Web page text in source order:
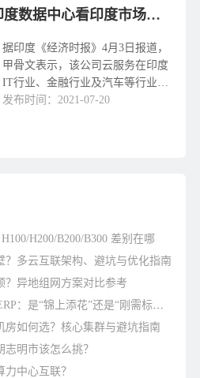
府(G2G)的高效...
从甲骨文公司新建印度数据中心看印度市场的重要性
据印度《经济时报》4月3日报道，
甲骨文表示，该公司云服务在印度
IT行业、金融行业及汽车等行业蓬
勃发展，该技术在印度得到广泛使
发布时间：2021-07-20
H200/B200/B300 差别在哪
？多云互联架构、避坑与优化指南
？异地组网方案对比参考
办公室专线直连AWS云端ERP：是“锦上添花”还是“刚需标配”？
房如何选？核心集群与避坑指南
明市该怎么挑？
中心互联？